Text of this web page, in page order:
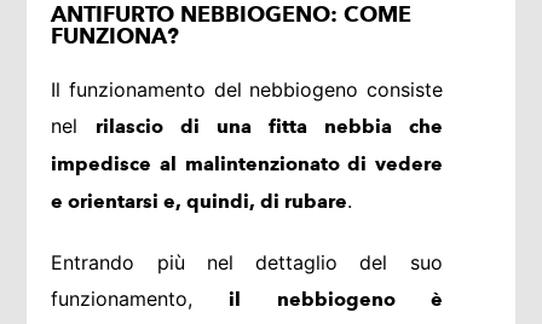
ANTIFURTO NEBBIOGENO: COME
FUNZIONA?
Il funzionamento del nebbiogeno consiste
nel rilascio di una fitta nebbia che
impedisce al malintenzionato di vedere
e orientarsi e, quindi, di rubare.
Entrando più nel dettaglio del suo
funzionamento,il nebbiogeno è